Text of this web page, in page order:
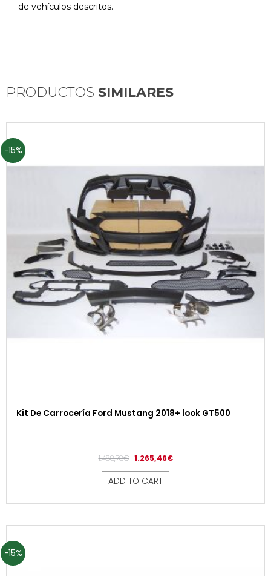
de vehículos descritos.
PRODUCTOS SIMILARES
-15%
Kit De Carrocería Ford Mustang 2018+ look GT500
1.488,78€ 1.265,46€
ADD TO CART
-15%